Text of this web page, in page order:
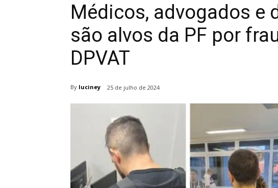
Médicos, advogados e
são alvos da PF por
DPVAT
By luciney 25 de julho de 2024